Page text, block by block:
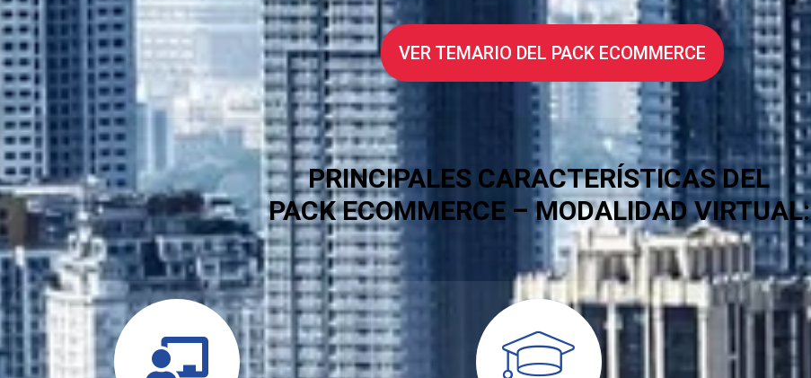
VER TEMARIO DEL PACK ECOMMERCE
PRINCIPALES CARACTERÍSTICAS DEL
PACK ECOMMERCE – MODALIDAD VIRTUAL: